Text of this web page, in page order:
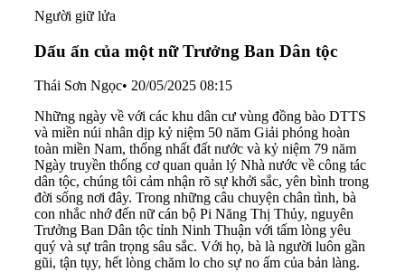
Người giữ lửa
Dấu ấn của một nữ Trưởng Ban Dân tộc
Thái Sơn Ngọc• 20/05/2025 08:15
Những ngày về với các khu dân cư vùng đồng bào DTTS
và miền núi nhân dịp kỷ niệm 50 năm Giải phóng hoàn
toàn miền Nam, thống nhất đất nước và kỷ niệm 79 năm
Ngày truyền thống cơ quan quản lý Nhà nước về công tác
dân tộc, chúng tôi cảm nhận rõ sự khởi sắc, yên bình trong
đời sống nơi đây. Trong những câu chuyện chân tình, bà
con nhắc nhớ đến nữ cán bộ Pi Năng Thị Thủy, nguyên
Trưởng Ban Dân tộc tỉnh Ninh Thuận với tấm lòng yêu
quý và sự trân trọng sâu sắc. Với họ, bà là người luôn gần
gũi, tận tụy, hết lòng chăm lo cho sự no ấm của bản làng.